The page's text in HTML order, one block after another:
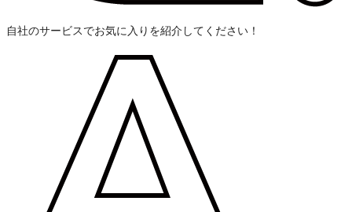
自社のサービスでお気に入りを紹介してください！